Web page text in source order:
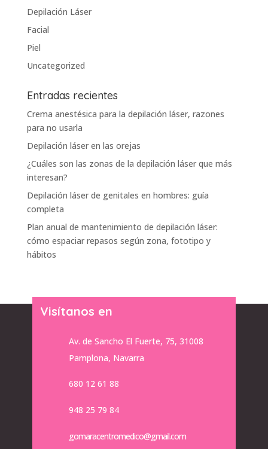
Depilación Láser
Facial
Piel
Uncategorized
Entradas recientes
Crema anestésica para la depilación láser, razones
para no usarla
Depilación láser en las orejas
¿Cuáles son las zonas de la depilación láser que más
interesan?
Depilación láser de genitales en hombres: guía
completa
Plan anual de mantenimiento de depilación láser:
cómo espaciar repasos según zona, fototipo y
hábitos
Visítanos en
Av. de Sancho El Fuerte, 75, 31008
Pamplona, Navarra
680 12 61 88
948 25 79 84
gomaracentromedico@gmail.com